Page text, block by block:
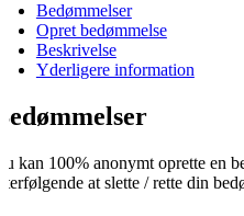
Bedømmelser
Opret bedømmelse
Beskrivelse
Yderligere information
kan 100% anonymt oprette en
at slette / rette din